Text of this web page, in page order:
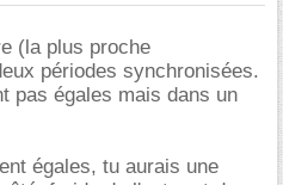
(la plus proche
périodes synchronisées.
pas égales mais dans un
égales, tu aurais une